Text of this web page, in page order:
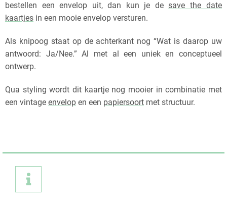
bestellen een envelop uit, dan kun je de save the date
kaartjes in een mooie envelop versturen.
Als knipoog staat op de achterkant nog “Wat is daarop uw
antwoord: Ja/Nee.” Al met al een uniek en conceptueel
ontwerp.
Qua styling wordt dit kaartje nog mooier in combinatie met
een vintage envelop en een papiersoort met structuur.